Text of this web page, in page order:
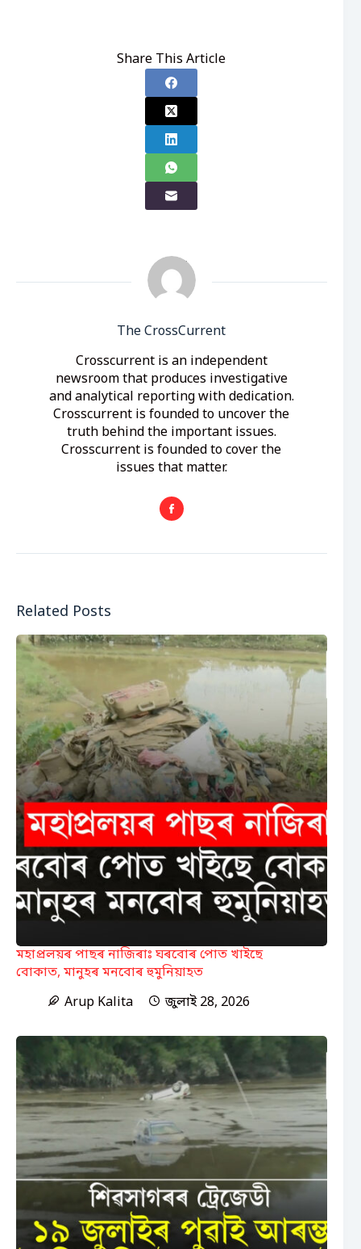
Share This Article
The CrossCurrent
Crosscurrent is an independent
newsroom that produces investigative
and analytical reporting with dedication.
Crosscurrent is founded to uncover the
truth behind the important issues.
Crosscurrent is founded to cover the
issues that matter.
Related Posts
মহাপ্ৰলয়ৰ পাছৰ নাজিৰাঃ ঘৰবোৰ পোত খাইছে
বোকাত, মানুহৰ মনবোৰ হুমুনিয়াহত
Arup Kalita
জুলাই 28, 2026